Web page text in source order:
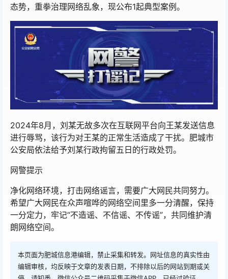
态势，重拳治理网络乱象，现公布1起典型案例。
2024年8月，刘某无故多次在互联网平台向王某发送信息
进行辱骂，该行为对王某的正常生活造成了干扰。肥城市
公安局依法给予刘某行政拘留五日的行政处罚。
网警提示
净化网络环境，打击网络谣言，需要广大网民共同努力。
希望广大网民在众声喧哗的网络空间里多一分清醒，保持
一分定力，牢记“不造谣、不信谣、不传谣”，共同维护清
朗网络空间。
本页面为肥城信息港编辑，禁止采集和转发。网址信息的真实性由
编辑审核，均反映于文章的发表日期，不排除以后的网站到期或关